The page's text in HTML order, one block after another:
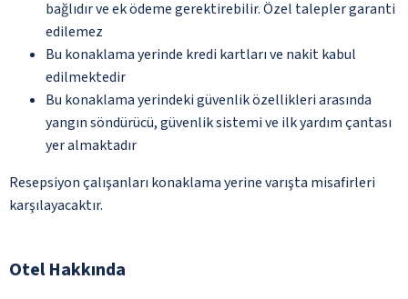
bağlıdır ve ek ödeme gerektirebilir. Özel talepler garanti
edilemez
Bu konaklama yerinde kredi kartları ve nakit kabul
edilmektedir
Bu konaklama yerindeki güvenlik özellikleri arasında
yangın söndürücü, güvenlik sistemi ve ilk yardım çantası
yer almaktadır
Resepsiyon çalışanları konaklama yerine varışta misafirleri
karşılayacaktır.
Otel Hakkında